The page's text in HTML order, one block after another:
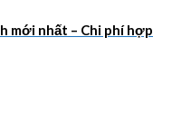
mới nhất – Chi phí hợp